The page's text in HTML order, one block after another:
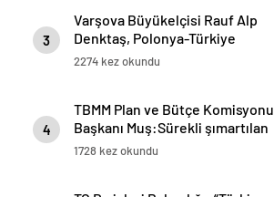
3
Varşova Büyükelçisi Rauf Alp
Denktaş, Polonya-Türkiye
arasında kökleri tarihe dayanan
2274 kez okundu
4
TBMM Plan ve Bütçe Komisyonu
Başkanı Muş:Sürekli şımartılan
bir GKRY var. Hem TC’nin hem de
1728 kez okundu